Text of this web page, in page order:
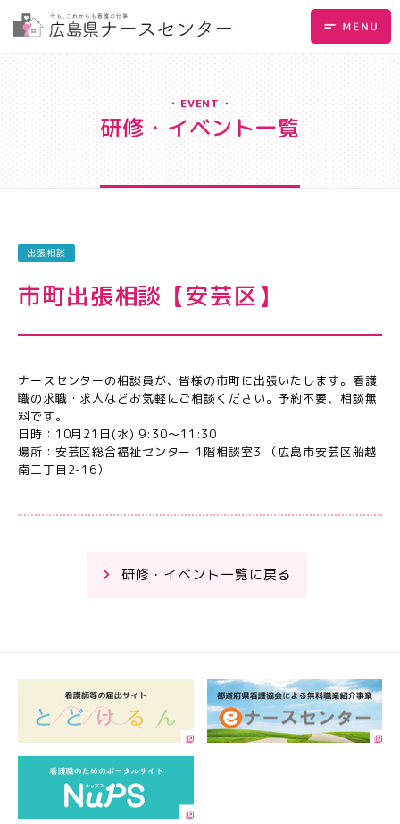
EVENT
研修・イベント一覧
出張相談
市町出張相談【安芸区】
ナースセンターの相談員が、皆様の市町に出張いたします。看護
職の求職・求人などお気軽にご相談ください。予約不要、相談無
料です。
日時：10月21日(水) 9:30～11:30
場所：安芸区総合福祉センター 1階相談室3 （広島市安芸区船越
南三丁目2-16）
研修・イベント一覧に戻る